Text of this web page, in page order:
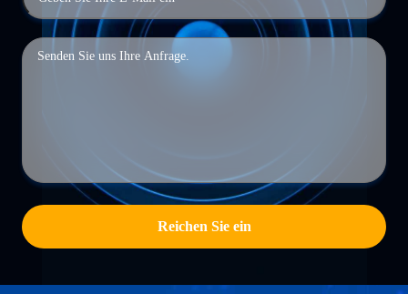
Reichen Sie ein